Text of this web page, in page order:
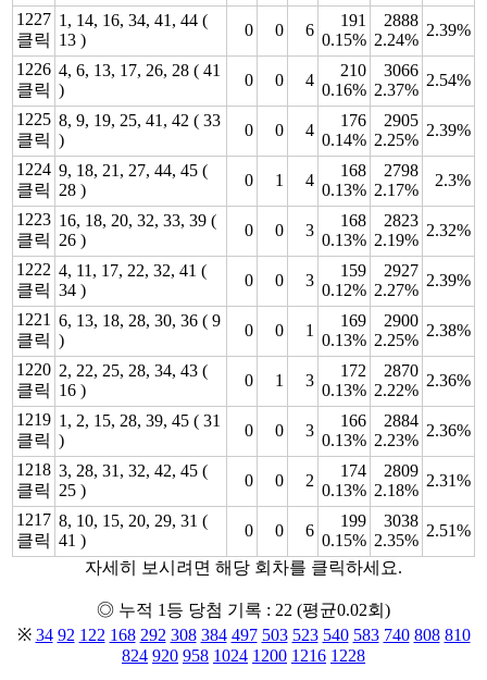
1227
클릭
1, 14, 16, 34, 41, 44 (
13 )
0 0 6
191
0.15%
2888
2.24%
2.39%
1226
클릭
4, 6, 13, 17, 26, 28 ( 41
)
0 0 4
210
0.16%
3066
2.37%
2.54%
1225
클릭
8, 9, 19, 25, 41, 42 ( 33
)
0 0 4
176
0.14%
2905
2.25%
2.39%
1224
클릭
9, 18, 21, 27, 44, 45 (
28 )
0 1 4
168
0.13%
2798
2.17%
2.3%
1223
클릭
16, 18, 20, 32, 33, 39 (
26 )
0 0 3
168
0.13%
2823
2.19%
2.32%
1222
클릭
4, 11, 17, 22, 32, 41 (
34 )
0 0 3
159
0.12%
2927
2.27%
2.39%
1221
클릭
6, 13, 18, 28, 30, 36 ( 9
)
0 0 1
169
0.13%
2900
2.25%
2.38%
1220
클릭
2, 22, 25, 28, 34, 43 (
16 )
0 1 3
172
0.13%
2870
2.22%
2.36%
1219
클릭
1, 2, 15, 28, 39, 45 ( 31
)
0 0 3
166
0.13%
2884
2.23%
2.36%
1218
클릭
3, 28, 31, 32, 42, 45 (
25 )
0 0 2
174
0.13%
2809
2.18%
2.31%
1217
클릭
8, 10, 15, 20, 29, 31 (
41 )
0 0 6
199
0.15%
3038
2.35%
2.51%
자세히 보시려면 해당 회차를 클릭하세요.
◎ 누적 1등 당첨 기록 : 22 (평균0.02회)
※ 34 92 122 168 292 308 384 497 503 523 540 583 740 808 810
824 920 958 1024 1200 1216 1228